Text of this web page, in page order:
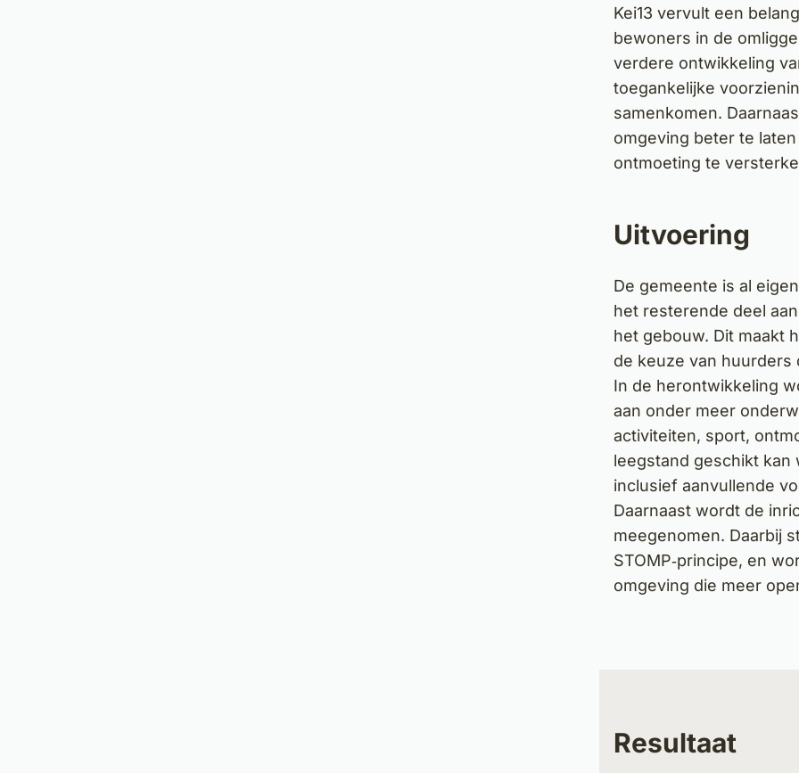
Kei13 vervult een
bewoners in de
verdere ontwikkeling
toegankelijke
samenkomen.
omgeving beter te
ontmoeting te
Uitvoering
De gemeente is al
het resterende deel
het gebouw. Dit maakt
de keuze van huurders
In de herontwikkeling
aan onder meer
activiteiten, sport,
leegstand geschikt
inclusief aanvullende
Daarnaast wordt de
meegenomen. Daarbij
STOMP‑principe, en
omgeving die meer
Resultaat